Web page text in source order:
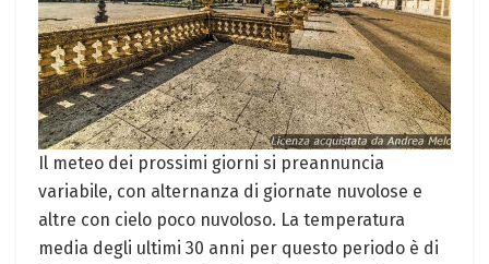
Il meteo dei prossimi giorni si preannuncia
variabile, con alternanza di giornate nuvolose e
altre con cielo poco nuvoloso. La temperatura
media degli ultimi 30 anni per questo periodo è di